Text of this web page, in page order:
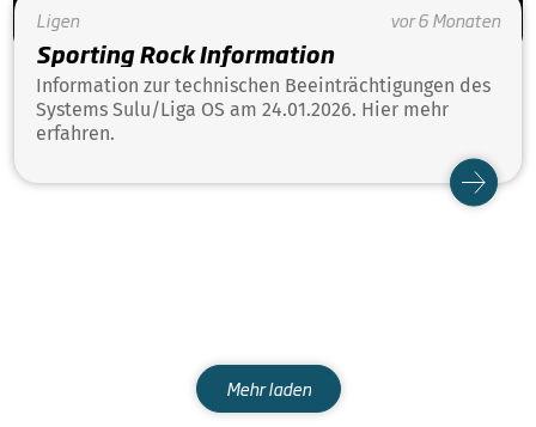
Ligen vor 6 Monaten
Sporting Rock Information
Information zur technischen Beeinträchtigungen des
Systems Sulu/Liga OS am 24.01.2026. Hier mehr
erfahren.
Mehr laden